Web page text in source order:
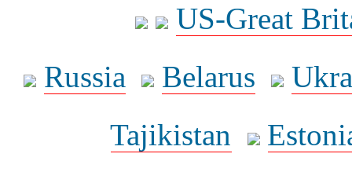
US-Great
Russia
Belarus
Tajikistan